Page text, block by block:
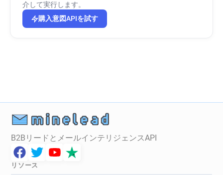
介して実行します。
購入意図APIを試す
B2BリードとメールインテリジェンスAPI
リソース